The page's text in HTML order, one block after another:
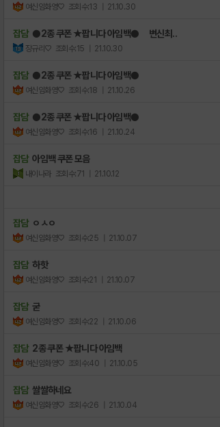
여신임화영♡ 조회수:13 | 21.10.30
잡담 ●2종 쿠폰 ★팝니다 아임백● 변신최..
장규리♡ 조회수:15 | 21.10.30
잡담 ●2종 쿠폰 ★팝니다 아임백●
여신임화영♡ 조회수:18 | 21.10.26
잡담 ●2종 쿠폰 ★팝니다 아임백●
여신임화영♡ 조회수:16 | 21.10.24
잡담 아임백 쿠폰 모음
내이나라 조회수:71 | 21.10.12
잡담 ㅇㅅㅇ
여신임화영♡ 조회수:25 | 21.10.07
잡담 하핫
여신임화영♡ 조회수:21 | 21.10.07
잡담 굳
여신임화영♡ 조회수:22 | 21.10.06
잡담 2종 쿠폰 ★팝니다 아임백
여신임화영♡ 조회수:40 | 21.10.05
잡담 쌀쌀하네요
여신임화영♡ 조회수:26 | 21.10.04